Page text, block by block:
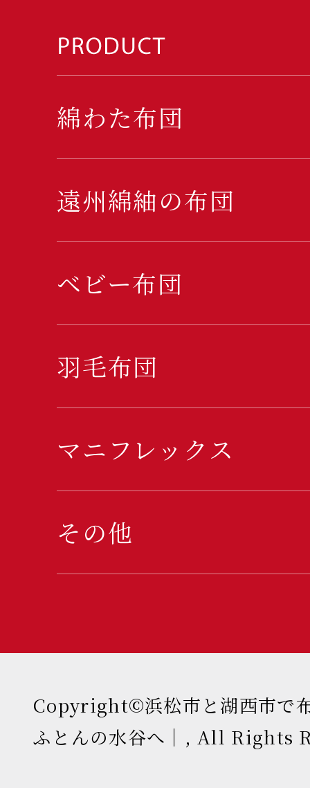
綿わた布団
遠州綿紬の布団
ベビー布団
羽毛布団
マニフレックス
その他
Copyright©浜松市と湖西市で
ふとんの水谷へ｜, All Rights